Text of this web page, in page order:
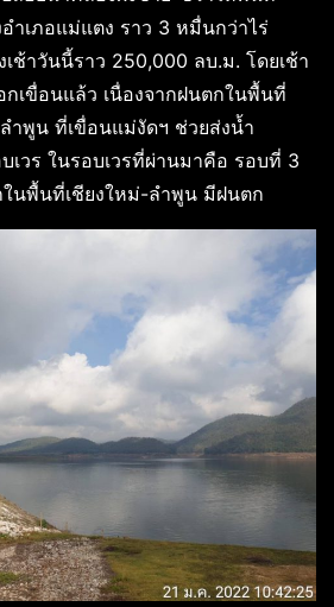
ำเภอแม่แตง ราว 3 หมื่นกว่าไร่
เช้าวันนี้ราว 250,000 ลบ.ม. โดยเช้า
เขื่อนแล้ว เนื่องจากฝนตกในพื้นที่
ำพูน ที่เขื่อนแม่งัดฯ ช่วยส่งน้ำ
เวร ในรอบเวรที่ผ่านมาคือ รอบที่ 3
ในพื้นที่เชียงใหม่-ลำพูน มีฝนตก